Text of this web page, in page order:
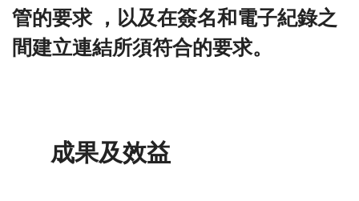
管的要求 ，以及在簽名和電子紀錄之
間建立連結所須符合的要求。
成果及效益